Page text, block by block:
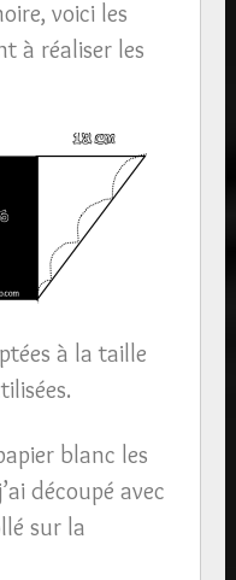
voici les
à réaliser les
à la taille
blanc les
découpé avec
sur la